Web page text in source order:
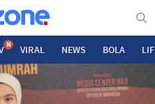
N VIRAL NEWS BOLA